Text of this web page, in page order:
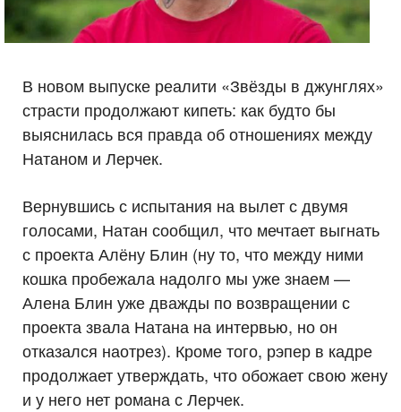
В новом выпуске реалити «Звёзды в джунглях»
страсти продолжают кипеть: как будто бы
выяснилась вся правда об отношениях между
Натаном и Лерчек.
Вернувшись с испытания на вылет с двумя
голосами, Натан сообщил, что мечтает выгнать
с проекта Алёну Блин (ну то, что между ними
кошка пробежала надолго мы уже знаем —
Алена Блин уже дважды по возвращении с
проекта звала Натана на интервью, но он
отказался наотрез). Кроме того, рэпер в кадре
продолжает утверждать, что обожает свою жену
и у него нет романа с Лерчек.